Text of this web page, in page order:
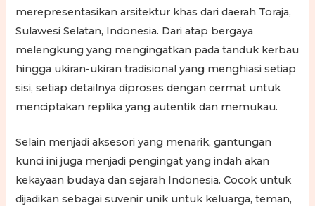
merepresentasikan arsitektur khas dari daerah Toraja,
Sulawesi Selatan, Indonesia. Dari atap bergaya
melengkung yang mengingatkan pada tanduk kerbau
hingga ukiran-ukiran tradisional yang menghiasi setiap
sisi, setiap detailnya diproses dengan cermat untuk
menciptakan replika yang autentik dan memukau.
Selain menjadi aksesori yang menarik, gantungan
kunci ini juga menjadi pengingat yang indah akan
kekayaan budaya dan sejarah Indonesia. Cocok untuk
dijadikan sebagai suvenir unik untuk keluarga, teman,